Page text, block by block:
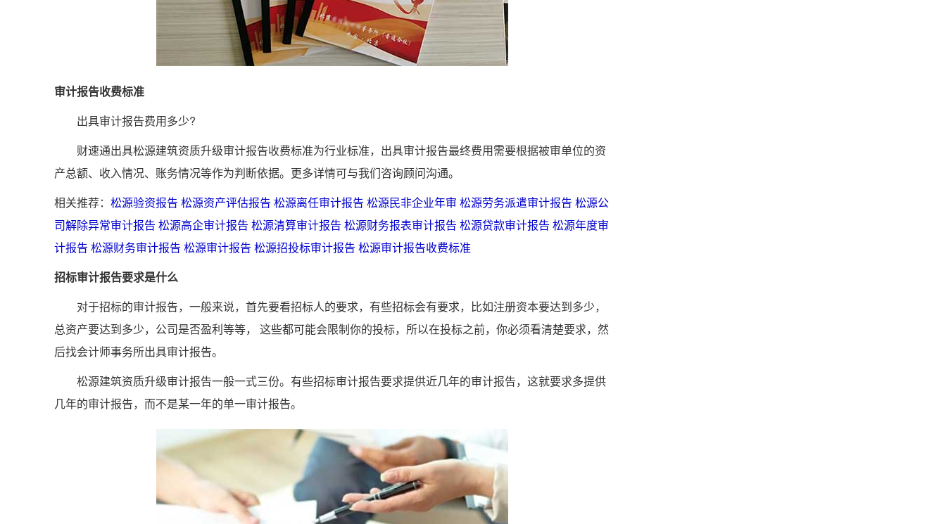
审计报告收费标准
出具审计报告费用多少?
财速通出具松源建筑资质升级审计报告收费标准为行业标准，出具审计报告最终费用需要根据被审单位的资
产总额、收入情况、账务情况等作为判断依据。更多详情可与我们咨询顾问沟通。
相关推荐： 松源验资报告 松源资产评估报告 松源离任审计报告 松源民非企业年审 松源劳务派遣审计报告 松源公
司解除异常审计报告 松源高企审计报告 松源清算审计报告 松源财务报表审计报告 松源贷款审计报告 松源年度审
计报告 松源财务审计报告 松源审计报告 松源招投标审计报告 松源审计报告收费标准
招标审计报告要求是什么
对于招标的审计报告，一般来说，首先要看招标人的要求，有些招标会有要求，比如注册资本要达到多少，
总资产要达到多少，公司是否盈利等等， 这些都可能会限制你的投标，所以在投标之前，你必须看清楚要求，然
后找会计师事务所出具审计报告。
松源建筑资质升级审计报告一般一式三份。有些招标审计报告要求提供近几年的审计报告，这就要求多提供
几年的审计报告，而不是某一年的单一审计报告。